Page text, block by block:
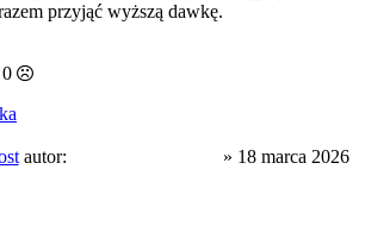
przyjąć wyższą dawkę.
0
autor: » 18 marca 2026